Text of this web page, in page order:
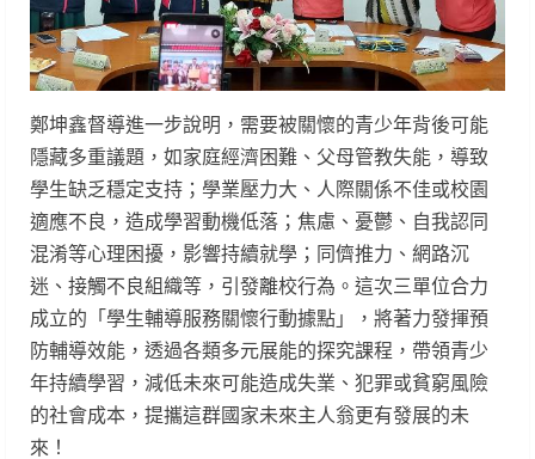
鄭坤鑫督導進一步說明，需要被關懷的青少年背後可能
隱藏多重議題，如家庭經濟困難、父母管教失能，導致
學生缺乏穩定支持；學業壓力大、人際關係不佳或校園
適應不良，造成學習動機低落；焦慮、憂鬱、自我認同
混淆等心理困擾，影響持續就學；同儕推力、網路沉
迷、接觸不良組織等，引發離校行為。這次三單位合力
成立的「學生輔導服務關懷行動據點」，將著力發揮預
防輔導效能，透過各類多元展能的探究課程，帶領青少
年持續學習，減低未來可能造成失業、犯罪或貧窮風險
的社會成本，提攜這群國家未來主人翁更有發展的未
來！